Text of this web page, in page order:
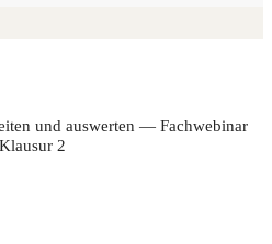
und aus­wer­ten — Fach­web­i­nar
2